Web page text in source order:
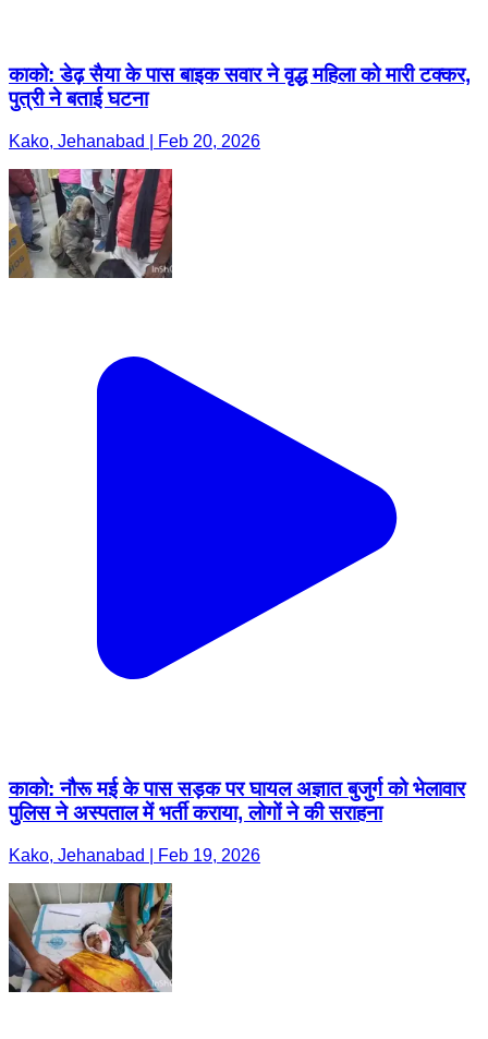
काको: डेढ़ सैया के पास बाइक सवार ने वृद्ध महिला को मारी टक्कर,
पुत्री ने बताई घटना
Kako, Jehanabad | Feb 20, 2026
काको: नौरू मई के पास सड़क पर घायल अज्ञात बुजुर्ग को भेलावार
पुलिस ने अस्पताल में भर्ती कराया, लोगों ने की सराहना
Kako, Jehanabad | Feb 19, 2026